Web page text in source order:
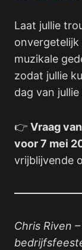
Laat jullie
muzikale
zodat jullie
dag van jullie
👉 Vraag
voor 7 mei
vrijblijvende
Chris Riven